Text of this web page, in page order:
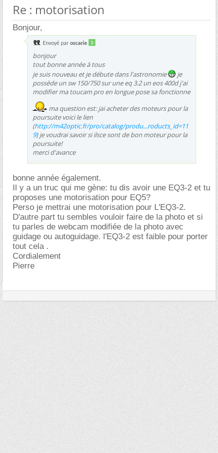
Re : motorisation
Bonjour,
Envoyé par oscarie
bonjour
tout bonne année à tous
je suis nouveau et je débute dans l'astronomie
je
possède un sw 150/750 sur une eq 3.2 un eos 400d j'ai
modifier ma toucam pro en longue pose sa fonctionne
ma question est: jai acheter des moteurs pour la
poursuite voici le lien
(http://m42optic.fr/pro/catalog/produ...roducts_id=11
9) je voudrai savoir si ilsce sont de bon moteur pour la
poursuite!
merci d'avance
bonne année également.
Il y a un truc qui me gène: tu dis avoir une EQ3-2 et tu
proposes une motorisation pour EQ5?
Perso je mettrai une motorisation pour L'EQ3-2.
D'autre part tu sembles vouloir faire de la photo et si
tu parles de webcam modifiée de la photo avec
guidage ou autoguidage. l'EQ3-2 est faible pour porter
tout cela .
Cordialement
Pierre